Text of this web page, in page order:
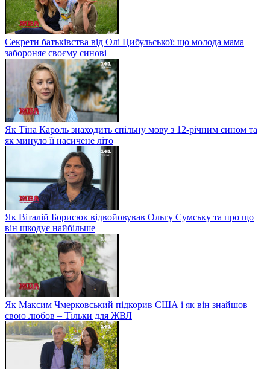
Секрети батьківства від Олі Цибульської: що молода мама
забороняє своєму синові
Як Тіна Кароль знаходить спільну мову з 12-річним сином та
як минуло її насичене літо
Як Віталій Борисюк відвойовував Ольгу Сумську та про що
він шкодує найбільше
Як Максим Чмерковський підкорив США і як він знайшов
свою любов – Тільки для ЖВЛ